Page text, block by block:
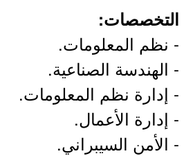
التخصصات:
- نظم المعلومات.
- الهندسة الصناعية.
- إدارة نظم المعلومات.
- إدارة الأعمال.
- الأمن السيبراني.